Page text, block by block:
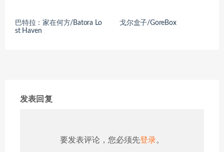
巴特拉：家在何方/Batora Lo
st Haven
戈尔盒子/GoreBox
发表回复
要发表评论，您必须先登录。